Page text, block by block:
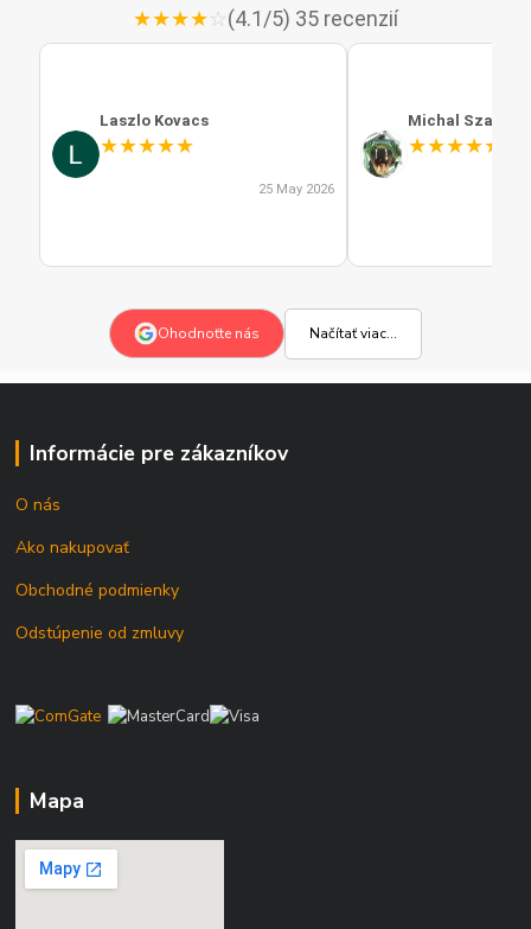
★★★★☆(4.1/5) 35 recenzií
Laszlo Kovacs
★★★★★
25 May 2026
Michal Szabo
★★★★★
Ohodnoťte nás Načítať viac...
Informácie pre zákazníkov
O nás
Ako nakupovať
Obchodné podmienky
Odstúpenie od zmluvy
Mapa